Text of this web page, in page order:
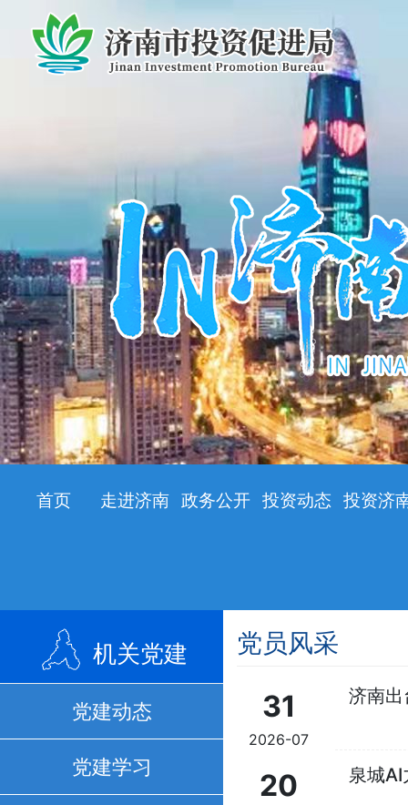
首页 走进济南 政务公开 投资动态 投资济
机关党建
党建动态
党建学习
党员风采
31
2026-07
济南出
20 泉城AI